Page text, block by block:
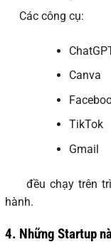
Các công cụ:
Canva
TikTok
Gmail
đều chạy trên
hành.
4. Những Startup